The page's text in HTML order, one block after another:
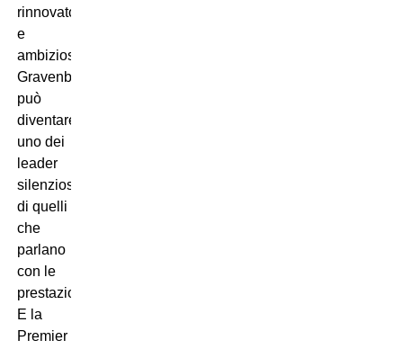
rinnovato
e
ambizioso,
Gravenberch
può
diventare
uno dei
leader
silenziosi,
di quelli
che
parlano
con le
prestazioni.
E la
Premier